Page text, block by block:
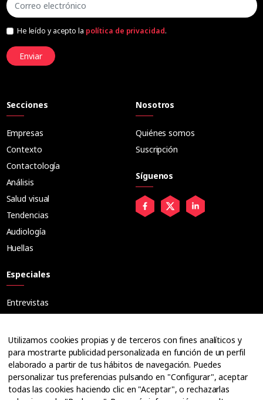
He leído y acepto la política de privacidad.
Enviar
Secciones
Empresas
Contexto
Contactología
Análisis
Salud visual
Tendencias
Audiología
Huellas
Especiales
Entrevistas
Ópticos
Cuadernos
Guías
Dossier
Nosotros
Quiénes somos
Suscripción
Síguenos
Utilizamos cookies propias y de terceros con fines analíticos y
para mostrarte publicidad personalizada en función de un perfil
elaborado a partir de tus hábitos de navegación. Puedes
personalizar tus preferencias pulsando en "Configurar", aceptar
todas las cookies haciendo clic en "Aceptar", o rechazarlas